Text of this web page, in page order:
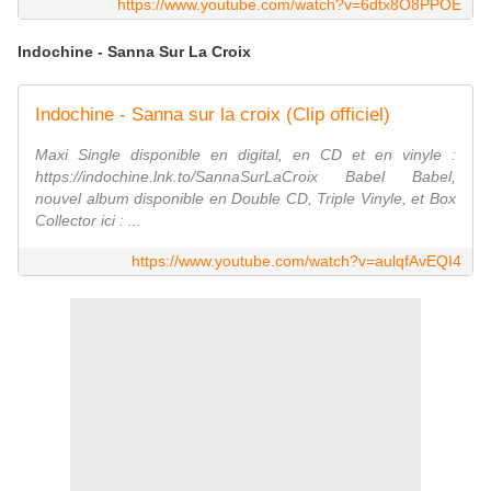
https://www.youtube.com/watch?v=6dtx8O8PPOE
Indochine - Sanna Sur La Croix
Indochine - Sanna sur la croix (Clip officiel)
Maxi Single disponible en digital, en CD et en vinyle :
https://indochine.lnk.to/SannaSurLaCroix Babel Babel,
nouvel album disponible en Double CD, Triple Vinyle, et Box
Collector ici : ...
https://www.youtube.com/watch?v=aulqfAvEQI4